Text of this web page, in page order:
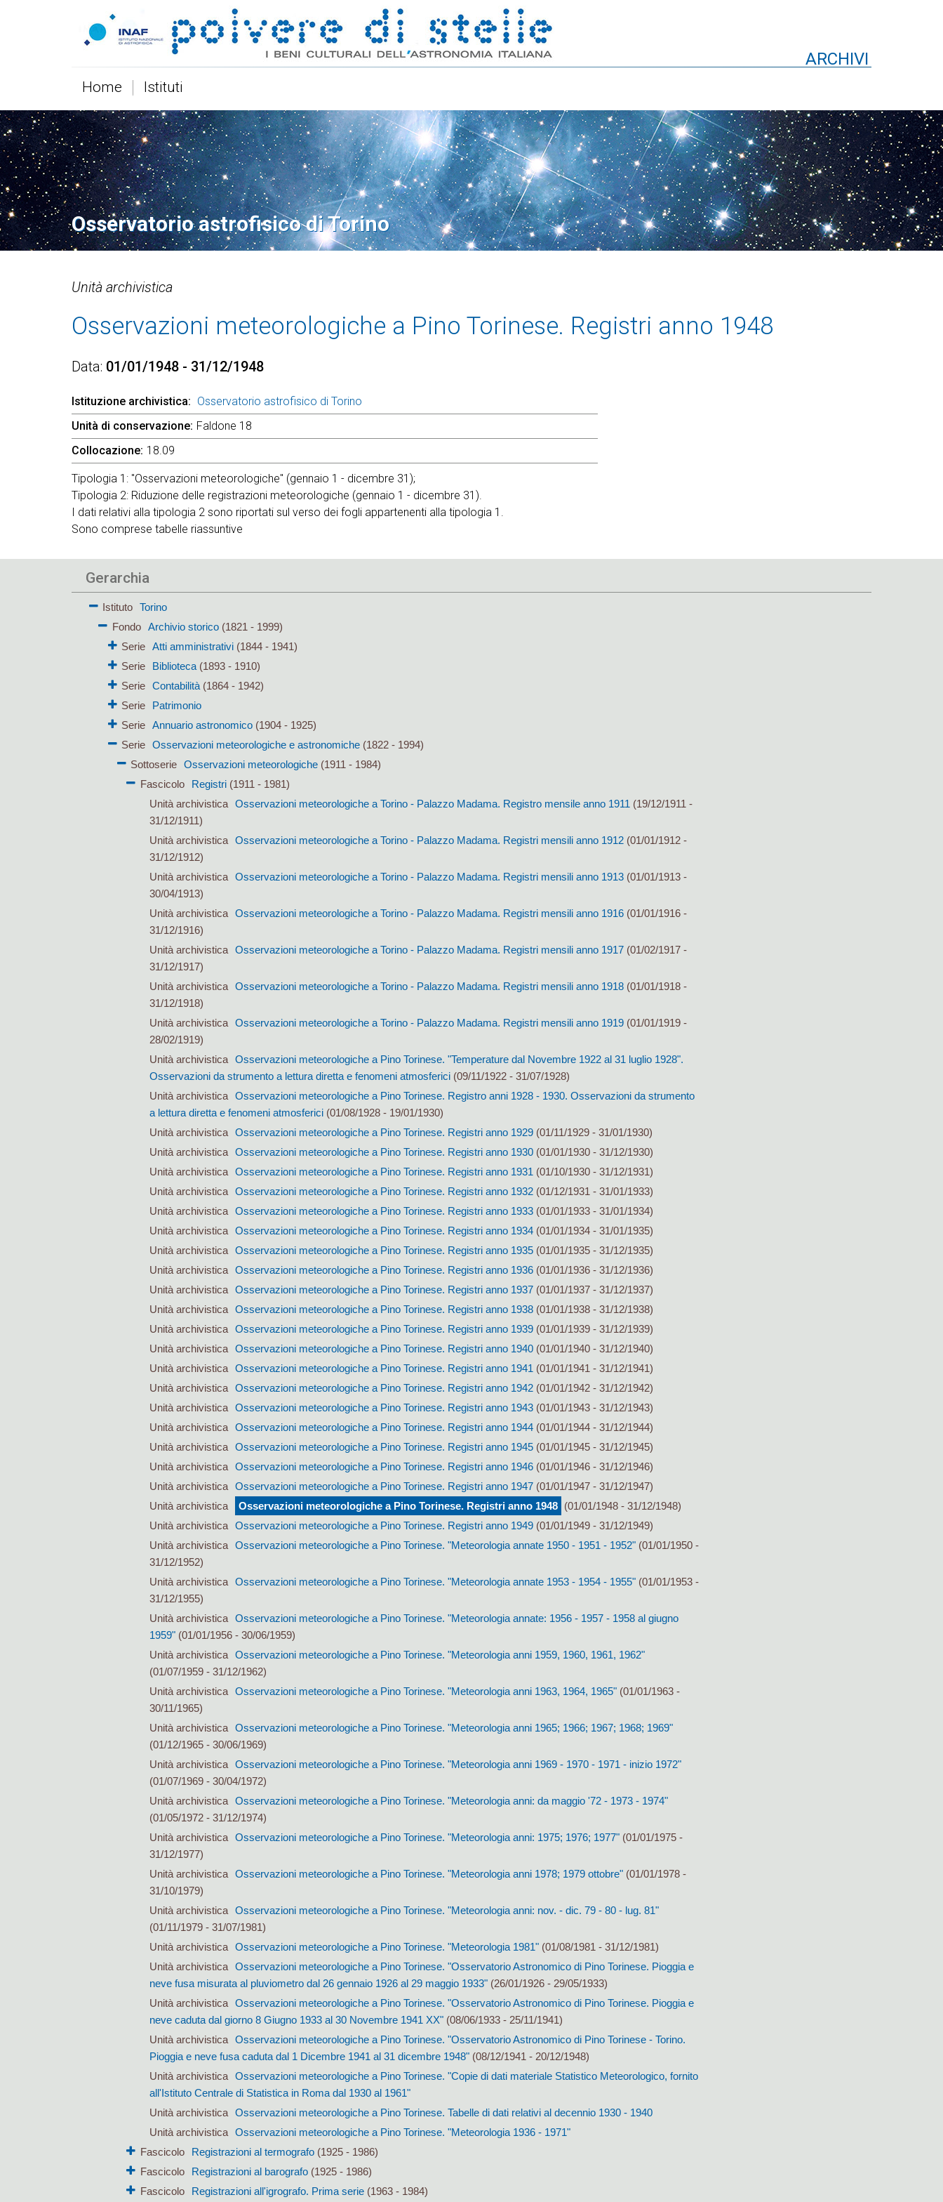
ARCHIVI
Home Istituti
Osservatorio astrofisico di Torino
Unità archivistica
Osservazioni meteorologiche a Pino Torinese. Registri anno 1948
Data 01/01/1948 - 31/12/1948
Istituzione archivistica
Osservatorio astrofisico di Torino
Unità di conservazione Faldone 18
Collocazione 18.09
Tipologia 1: "Osservazioni meteorologiche" (gennaio 1 - dicembre 31);
Tipologia 2: Riduzione delle registrazioni meteorologiche (gennaio 1 - dicembre 31).
I dati relativi alla tipologia 2 sono riportati sul verso dei fogli appartenenti alla tipologia 1.
Sono comprese tabelle riassuntive
Gerarchia
Istituto
Torino
Fondo
Archivio storico(1821 - 1999)
Serie Atti amministrativi(1844 - 1941)
Serie
Biblioteca(1893 - 1910)
Serie Contabilità(1864 - 1942)
Serie
Patrimonio
Serie Annuario astronomico(1904 - 1925)
Serie Osservazioni meteorologiche e astronomiche(1822 - 1994)
Sottoserie
Osservazioni meteorologiche (1911 - 1984)
Fascicolo
Registri(1911 - 1981)
Unità archivistica Osservazioni meteorologiche a Torino - Palazzo Madama. Registro mensile anno 1911 (19/12/1911 -
31/12/1911)
Unità archivistica Osservazioni meteorologiche a Torino - Palazzo Madama. Registri mensili anno 1912(01/01/1912 -
31/12/1912)
Unità archivistica Osservazioni meteorologiche a Torino - Palazzo Madama. Registri mensili anno 1913(01/01/1913 -
30/04/1913)
Unità archivistica Osservazioni meteorologiche a Torino - Palazzo Madama. Registri mensili anno 1916(01/01/1916 -
31/12/1916)
Unità archivistica Osservazioni meteorologiche a Torino - Palazzo Madama. Registri mensili anno 1917(01/02/1917 -
31/12/1917)
Unità archivistica Osservazioni meteorologiche a Torino - Palazzo Madama. Registri mensili anno 1918(01/01/1918 -
31/12/1918)
Unità archivistica Osservazioni meteorologiche a Torino - Palazzo Madama. Registri mensili anno 1919(01/01/1919 -
28/02/1919)
Unità archivistica Osservazioni meteorologiche a Pino Torinese. "Temperature dal Novembre 1922 al 31 luglio 1928".
Osservazioni da strumento a lettura diretta e fenomeni atmosferici(09/11/1922 - 31/07/1928)
Unità archivistica Osservazioni meteorologiche a Pino Torinese. Registro anni 1928 - 1930. Osservazioni da strumento
a lettura diretta e fenomeni atmosferici(01/08/1928 - 19/01/1930)
Unità archivistica Osservazioni meteorologiche a Pino Torinese. Registri anno 1929(01/11/1929 - 31/01/1930)
Unità archivistica Osservazioni meteorologiche a Pino Torinese. Registri anno 1930(01/01/1930 - 31/12/1930)
Unità archivistica Osservazioni meteorologiche a Pino Torinese. Registri anno 1931 (01/10/1930 - 31/12/1931)
Unità archivistica Osservazioni meteorologiche a Pino Torinese. Registri anno 1932(01/12/1931 - 31/01/1933)
Unità archivistica Osservazioni meteorologiche a Pino Torinese. Registri anno 1933(01/01/1933 - 31/01/1934)
Unità archivistica Osservazioni meteorologiche a Pino Torinese. Registri anno 1934(01/01/1934 - 31/01/1935)
Unità archivistica Osservazioni meteorologiche a Pino Torinese. Registri anno 1935(01/01/1935 - 31/12/1935)
Unità archivistica Osservazioni meteorologiche a Pino Torinese. Registri anno 1936(01/01/1936 - 31/12/1936)
Unità archivistica Osservazioni meteorologiche a Pino Torinese. Registri anno 1937(01/01/1937 - 31/12/1937)
Unità archivistica Osservazioni meteorologiche a Pino Torinese. Registri anno 1938(01/01/1938 - 31/12/1938)
Unità archivistica Osservazioni meteorologiche a Pino Torinese. Registri anno 1939(01/01/1939 - 31/12/1939)
Unità archivistica Osservazioni meteorologiche a Pino Torinese. Registri anno 1940(01/01/1940 - 31/12/1940)
Unità archivistica Osservazioni meteorologiche a Pino Torinese. Registri anno 1941 (01/01/1941 - 31/12/1941)
Unità archivistica Osservazioni meteorologiche a Pino Torinese. Registri anno 1942(01/01/1942 - 31/12/1942)
Unità archivistica Osservazioni meteorologiche a Pino Torinese. Registri anno 1943(01/01/1943 - 31/12/1943)
Unità archivistica Osservazioni meteorologiche a Pino Torinese. Registri anno 1944(01/01/1944 - 31/12/1944)
Unità archivistica Osservazioni meteorologiche a Pino Torinese. Registri anno 1945(01/01/1945 - 31/12/1945)
Unità archivistica Osservazioni meteorologiche a Pino Torinese. Registri anno 1946(01/01/1946 - 31/12/1946)
Unità archivistica Osservazioni meteorologiche a Pino Torinese. Registri anno 1947(01/01/1947 - 31/12/1947)
Unità archivistica
Osservazioni meteorologiche a Pino Torinese. Registri anno 1948 (01/01/1948 - 31/12/1948)
Unità archivistica Osservazioni meteorologiche a Pino Torinese. Registri anno 1949(01/01/1949 - 31/12/1949)
Unità archivistica Osservazioni meteorologiche a Pino Torinese. "Meteorologia annate 1950 - 1951 - 1952"(01/01/1950 -
31/12/1952)
Unità archivistica Osservazioni meteorologiche a Pino Torinese. "Meteorologia annate 1953 - 1954 - 1955"(01/01/1953 -
31/12/1955)
Unità archivistica Osservazioni meteorologiche a Pino Torinese. "Meteorologia annate: 1956 - 1957 - 1958 al giugno
1959"(01/01/1956 - 30/06/1959)
Unità archivistica Osservazioni meteorologiche a Pino Torinese. "Meteorologia anni 1959, 1960, 1961, 1962"
(01/07/1959 - 31/12/1962)
Unità archivistica Osservazioni meteorologiche a Pino Torinese. "Meteorologia anni 1963, 1964, 1965"(01/01/1963 -
30/11/1965)
Unità archivistica Osservazioni meteorologiche a Pino Torinese. "Meteorologia anni 1965; 1966; 1967; 1968; 1969"
(01/12/1965 - 30/06/1969)
Unità archivistica Osservazioni meteorologiche a Pino Torinese. "Meteorologia anni 1969 - 1970 - 1971 - inizio 1972"
(01/07/1969 - 30/04/1972)
Unità archivistica Osservazioni meteorologiche a Pino Torinese. "Meteorologia anni: da maggio '72 - 1973 - 1974"
(01/05/1972 - 31/12/1974)
Unità archivistica Osservazioni meteorologiche a Pino Torinese. "Meteorologia anni: 1975; 1976; 1977"(01/01/1975 -
31/12/1977)
Unità archivistica Osservazioni meteorologiche a Pino Torinese. "Meteorologia anni 1978; 1979 ottobre"(01/01/1978 -
31/10/1979)
Unità archivistica Osservazioni meteorologiche a Pino Torinese. "Meteorologia anni: nov. - dic. 79 - 80 - lug. 81"
(01/11/1979 - 31/07/1981)
Unità archivistica Osservazioni meteorologiche a Pino Torinese. "Meteorologia 1981"(01/08/1981 - 31/12/1981)
Unità archivistica Osservazioni meteorologiche a Pino Torinese. "Osservatorio Astronomico di Pino Torinese. Pioggia e
neve fusa misurata al pluviometro dal 26 gennaio 1926 al 29 maggio 1933"(26/01/1926 - 29/05/1933)
Unità archivistica Osservazioni meteorologiche a Pino Torinese. "Osservatorio Astronomico di Pino Torinese. Pioggia e
neve caduta dal giorno 8 Giugno 1933 al 30 Novembre 1941 XX"(08/06/1933 - 25/11/1941)
Unità archivistica Osservazioni meteorologiche a Pino Torinese. "Osservatorio Astronomico di Pino Torinese - Torino.
Pioggia e neve fusa caduta dal 1 Dicembre 1941 al 31 dicembre 1948"(08/12/1941 - 20/12/1948)
Unità archivistica Osservazioni meteorologiche a Pino Torinese. "Copie di dati materiale Statistico Meteorologico, fornito
all'Istituto Centrale di Statistica in Roma dal 1930 al 1961"
Unità archivistica Osservazioni meteorologiche a Pino Torinese. Tabelle di dati relativi al decennio 1930 - 1940
Unità archivistica Osservazioni meteorologiche a Pino Torinese. "Meteorologia 1936 - 1971"
Fascicolo
Registrazioni al termografo(1925 - 1986)
Fascicolo
Registrazioni al barografo(1925 - 1986)
Fascicolo
Registrazioni all'igrografo. Prima serie(1963 - 1984)